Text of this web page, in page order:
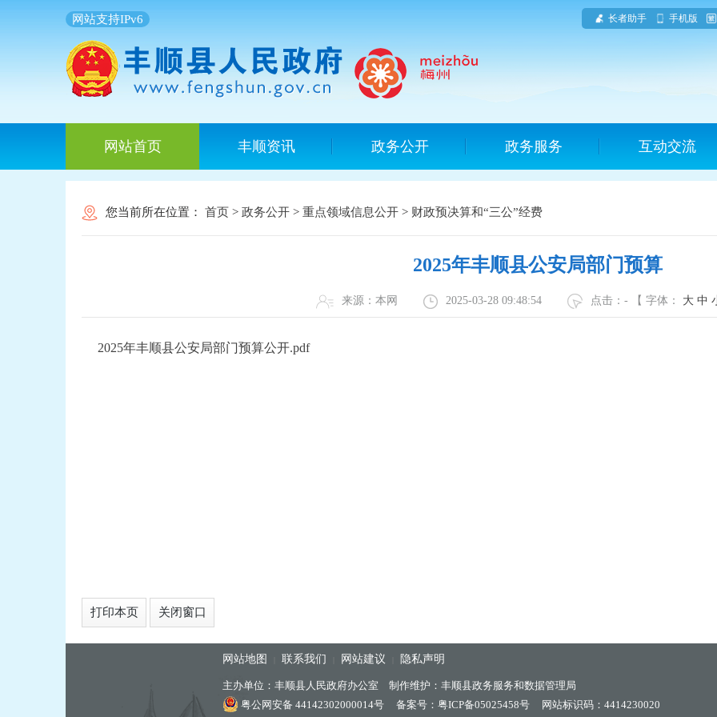
网站支持IPv6 长者助手 手机版
网站首页 丰顺资讯 政务公开 政务服务 互动交流
您当前所在位置： 首页 > 政务公开 > 重点领域信息公开 > 财政预决算和“三公”经费
2025年丰顺县公安局部门预算
来源：本网 2025-03-28 09:48:54 点击： - 【 字体： 大 中
2025年丰顺县公安局部门预算公开.pdf
打印本页 关闭窗口
网站地图 联系我们 网站建议 隐私声明
主办单位：丰顺县人民政府办公室 制作维护：丰顺县政务服务和数据管理局
粤公网安备 44142302000014号
备案号：粤ICP备05025458号 网站标识码：4414230020